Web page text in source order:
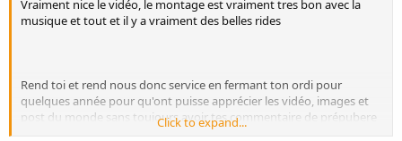
Vraiment nice le vidéo, le montage est vraiment tres bon avec la
musique et tout et il y a vraiment des belles rides
Rend toi et rend nous donc service en fermant ton ordi pour
quelques année pour qu'ont puisse apprécier les vidéo, images et
post du monde sans toujours avoir tes commentaire de prépubere
Click to expand...